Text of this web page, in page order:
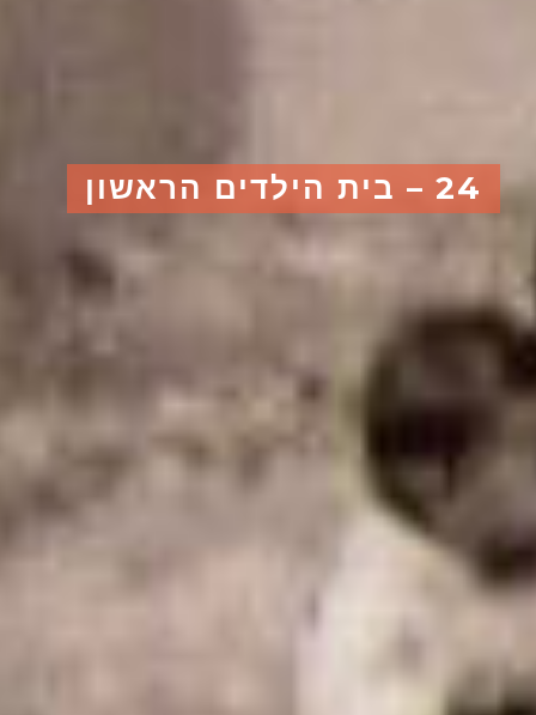
24 – בית הילדים הראשון